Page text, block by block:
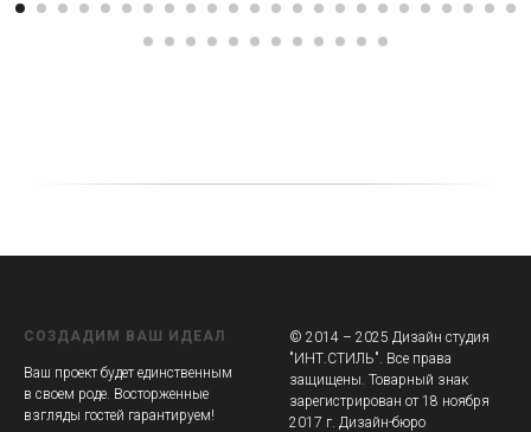
СОЗДАДИМ ВАШ ИДЕАЛ
Ваш проект будет единственным
в своем роде. Восторженные
взгляды гостей гарантируем!
© 2014 – 2025 Дизайн студия
"ИНТ.СТИЛЬ". Все права
защищены. Товарный знак
зарегистрирован от 18 ноября
2017 г. Дизайн-бюро